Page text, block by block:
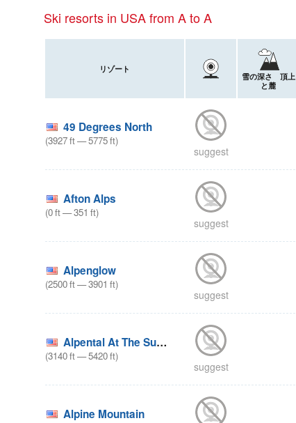
Ski resorts in USA from A to A
リゾート
雪の深さ 頂上
と麓
49 Degrees North
(3927ft—5775ft)
suggest
Afton Alps
(0ft—351 ft)
suggest
Alpenglow
(2500ft—3901 ft)
suggest
Alpental At The Summit
(3140ft—5420ft)
suggest
Alpine Mountain